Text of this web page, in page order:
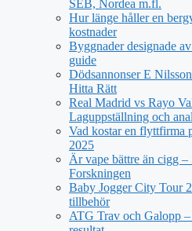
SEB, Nordea m.fl.
Hur länge håller en
kostnader
Byggnader designade
guide
Dödsannonser E
Hitta Rätt
Real Madrid vs Rayo
Laguppställning och
Vad kostar en flyttfirma
2025
Är vape bättre än cigg
Forskningen
Baby Jogger City Tour
tillbehör
ATG Trav och Galopp